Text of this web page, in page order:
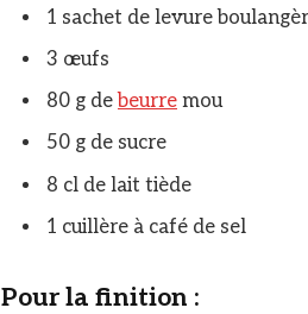
1 sachet de levure
3 œufs
80 g de beurre mou
50 g de sucre
8 cl de lait tiède
1 cuillère à café de sel
Pour la finition :